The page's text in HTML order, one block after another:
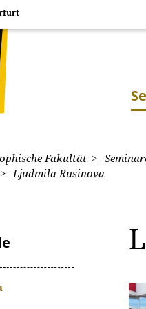
Fakultät
Ljudmila Rusinova